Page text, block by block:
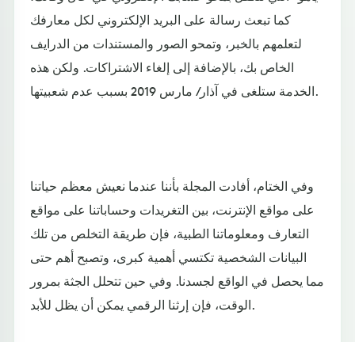
كما تبعث رسالة على البريد الإلكتروني لكل معارفك
لتعلمهم بالخبر، وتمحو الصور والمستندات من الدرايف
الخاص بك، بالإضافة إلى إلغاء الاشتراكات. ولكن هذه
الخدمة ستلغى في آذار/ مارس 2019 بسبب عدم شعبيتها.
وفي الختام، أفادت المجلة بأننا عندما نعيش معظم حياتنا
على مواقع الإنترنت، بين التغريدات وحساباتنا على مواقع
التعارف ومعلوماتنا الطبية، فإن طريقة التخلص من تلك
البيانات الشخصية تكتسي أهمية كبرى، وتصبح أهم حتى
مما يحصل في الواقع لجسدنا. وفي حين تتحلل الجثة بمرور
الوقت، فإن إرثنا الرقمي يمكن أن يظل للأبد.